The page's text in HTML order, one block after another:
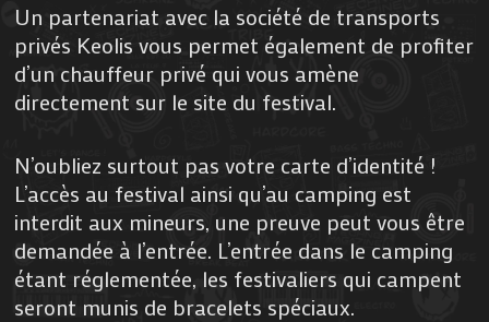
Un partenariat avec la société de transports
privés Keolis vous permet également de profiter
d’un chauffeur privé qui vous amène
directement sur le site du festival.
N’oubliez surtout pas votre carte d’identité !
L’accès au festival ainsi qu’au camping est
interdit aux mineurs, une preuve peut vous être
demandée à l’entrée. L’entrée dans le camping
étant réglementée, les festivaliers qui campent
seront munis de bracelets spéciaux.